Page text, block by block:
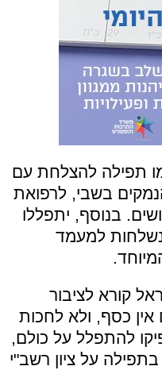
תפילה להצלחת עם
בשבי, לרפואת
בנוסף, יתפללו
למעמד
קורא לציבור
כסף, ולא לחכות
להתפלל על כולם,
על ציון רשב"י